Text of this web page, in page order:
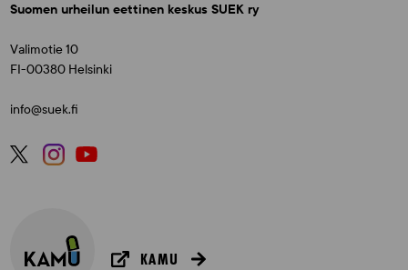
Suomen urheilun eettinen keskus SUEK ry
Valimotie 10
FI-00380 Helsinki
info@suek.fi
KAMU